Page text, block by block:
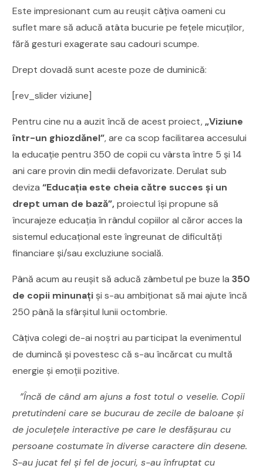
Este impresionant cum au reușit câțiva oameni cu
suflet mare să aducă atâta bucurie pe fețele micuților,
fără gesturi exagerate sau cadouri scumpe.
Drept dovadă sunt aceste poze de duminică:
[rev_slider viziune]
Pentru cine nu a auzit încă de acest proiect, „Viziune
într-un ghiozdănel”, are ca scop facilitarea accesului
la educație pentru 350 de copii cu vârsta între 5 și 14
ani care provin din medii defavorizate. Derulat sub
deviza“Educația este cheia către succes şi un
drept uman de bază”,proiectul își propune să
încurajeze educația în rândul copiilor al căror acces la
sistemul educațional este îngreunat de dificultăți
financiare și/sau excluziune socială.
Până acum au reușit să aducă zâmbetul pe buze la350
de copii minunați și s-au ambiționat să mai ajute încă
250 până la sfârșitul lunii octombrie.
Câțiva colegi de-ai noștri au participat la evenimentul
de dumincă și povestesc că s-au încărcat cu multă
energie și emoții pozitive.
”Încă de când am ajuns a fost totul o veselie. Copii
pretutindeni care se bucurau de zecile de baloane și
de joculețele interactive pe care le desfășurau cu
persoane costumate în diverse caractere din desene.
S-au jucat fel și fel de jocuri, s-au înfruptat cu